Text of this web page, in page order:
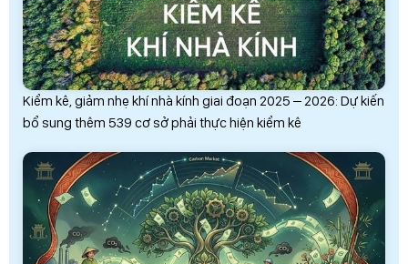
Kiểm kê, giảm nhẹ khí nhà kính giai đoạn 2025 – 2026: Dự kiến
bổ sung thêm 539 cơ sở phải thực hiện kiểm kê